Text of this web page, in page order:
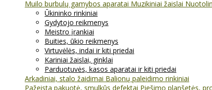
Muilo burbulų gamybos aparatai Muzikiniai žaislai
Ūkininko rinkiniai
Gydytojo reikmenys
Meistro įrankiai
Buities, ūkio reikmenys
Virtuvėlės, indai ir kiti priedai
Kariniai žaislai, ginklai
Parduotuvės, kasos aparatai ir kiti priedai
Arkadiniai, stalo žaidimai Balionų paleidimo rinkiniai
Pažeista pakuotė, smulkūs defektai Piešimo planšetės,